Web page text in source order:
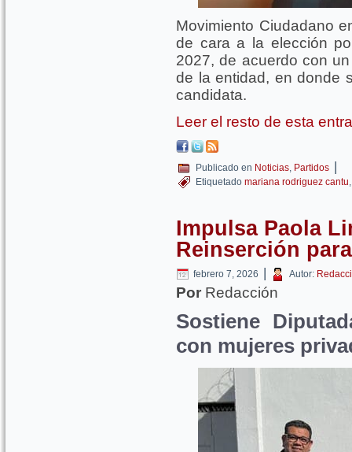
Movimiento Ciudadano
de cara a la elección
2027, de acuerdo con
de la entidad, en donde
candidata.
Leer el resto de esta
Publicado en Noticias, Partidos |
Etiquetado mariana rodriguez cantu
Impulsa Paola
Reinserción
febrero 7, 2026 | Autor:
Por Redacción
Sostiene
con mujeres